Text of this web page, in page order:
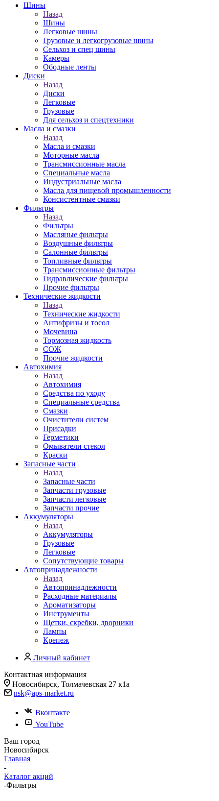
Шины
Назад
Шины
Легковые шины
Грузовые и легкогрузовые шины
Сельхоз и спец шины
Камеры
Ободные ленты
Диски
Назад
Диски
Легковые
Грузовые
Для сельхоз и спецтехники
Масла и смазки
Назад
Масла и смазки
Моторные масла
Трансмиссионные масла
Специальные масла
Индустриальные масла
Масла для пищевой промышленности
Консистентные смазки
Фильтры
Назад
Фильтры
Масляные фильтры
Воздушные фильтры
Салонные фильтры
Топливные фильтры
Трансмиссионные фильтры
Гидравлические фильтры
Прочие фильтры
Технические жидкости
Назад
Технические жидкости
Антифризы и тосол
Мочевина
Тормозная жидкость
СОЖ
Прочие жидкости
Автохимия
Назад
Автохимия
Средства по уходу
Специальные средства
Смазки
Очистители систем
Присадки
Герметики
Омыватели стекол
Краски
Запасные части
Назад
Запасные части
Запчасти грузовые
Запчасти легковые
Запчасти прочие
Аккумуляторы
Назад
Аккумуляторы
Грузовые
Легковые
Сопутствующие товары
Автопринадлежности
Назад
Автопринадлежности
Расходные материалы
Ароматизаторы
Инструменты
Щетки, скребки, дворники
Лампы
Крепеж
Личный кабинет
Контактная информация
Новосибирск, Толмачевская 27 к1а
nsk@aps-market.ru
Вконтакте
YouTube
Ваш город
Новосибирск
Главная
-
Каталог акций
-Фильтры